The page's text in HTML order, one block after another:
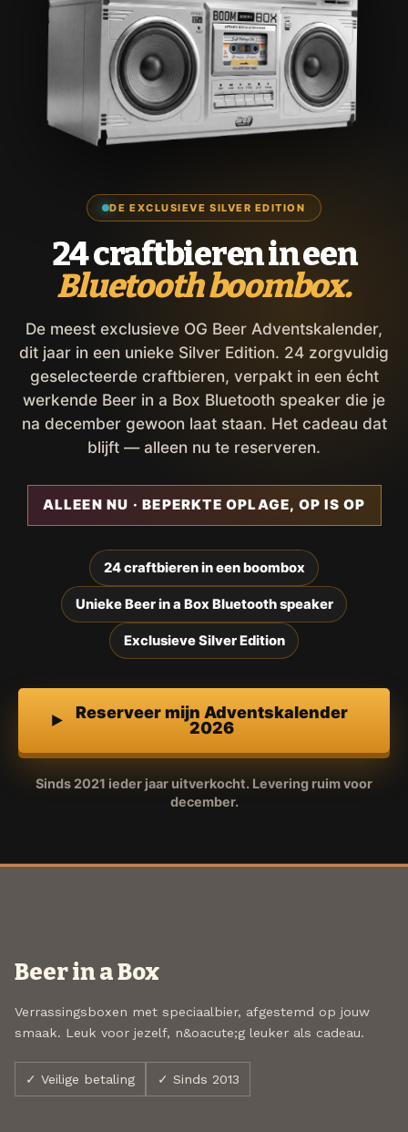
DE EXCLUSIEVE SILVER EDITION
24 craftbieren in een
Bluetooth boombox.
De meest exclusieve OG Beer Adventskalender,
dit jaar in een unieke Silver Edition. 24 zorgvuldig
geselecteerde craftbieren, verpakt in een écht
werkende Beer in a Box Bluetooth speaker die je
na december gewoon laat staan. Het cadeau dat
blijft — alleen nu te reserveren.
ALLEEN NU · BEPERKTE OPLAGE, OP IS OP
24 craftbieren in een boombox
Unieke Beer in a Box Bluetooth speaker
Exclusieve Silver Edition
Reserveer mijn Adventskalender
2026
Sinds 2021 ieder jaar uitverkocht. Levering ruim voor
december.
Beer in a Box
Verrassingsboxen met speciaalbier, afgestemd op jouw
smaak. Leuk voor jezelf, n&oacute;g leuker als cadeau.
✓ Veilige betaling ✓ Sinds 2013